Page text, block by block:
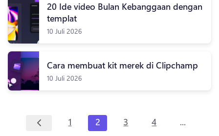
20 Ide video Bulan Kebanggaan dengan
templat
10 Juli 2026
Cara membuat kit merek di Clipchamp
10 Juli 2026
1 2 3 4 ...